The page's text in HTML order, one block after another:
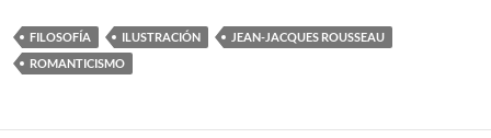
FILOSOFÍA ILUSTRACIÓN
JEAN-JACQUES ROUSSEAU
ROMANTICISMO